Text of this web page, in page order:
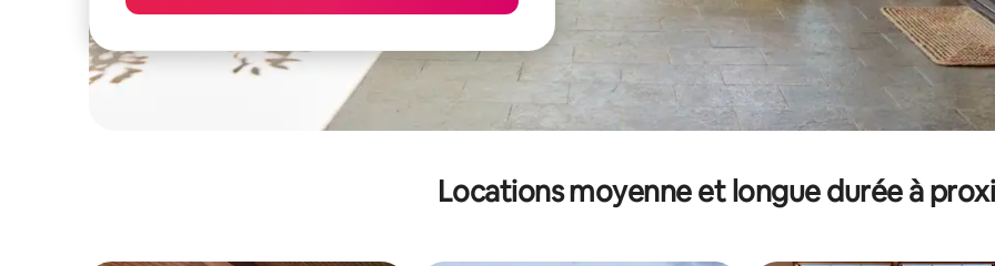
Locations moyenne et longue durée à